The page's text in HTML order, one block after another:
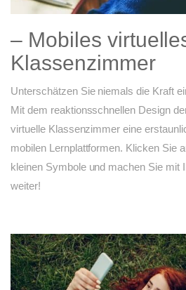
– Mobiles
Klassenzimmer
Unterschätzen Sie niemals die Kraft
Mit dem reaktionsschnellen Design
virtuelle Klassenzimmer eine
mobilen Lernplattformen. Klicken Sie
kleinen Symbole und machen Sie mit
weiter!